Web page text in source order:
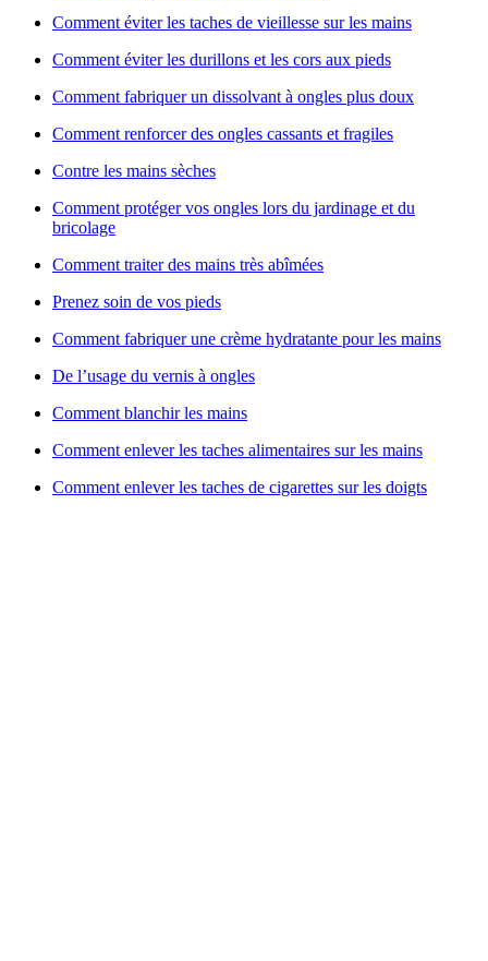
Comment éviter les taches de vieillesse sur les mains
Comment éviter les durillons et les cors aux pieds
Comment fabriquer un dissolvant à ongles plus doux
Comment renforcer des ongles cassants et fragiles
Contre les mains sèches
Comment protéger vos ongles lors du jardinage et du
bricolage
Comment traiter des mains très abîmées
Prenez soin de vos pieds
Comment fabriquer une crème hydratante pour les mains
De l’usage du vernis à ongles
Comment blanchir les mains
Comment enlever les taches alimentaires sur les mains
Comment enlever les taches de cigarettes sur les doigts